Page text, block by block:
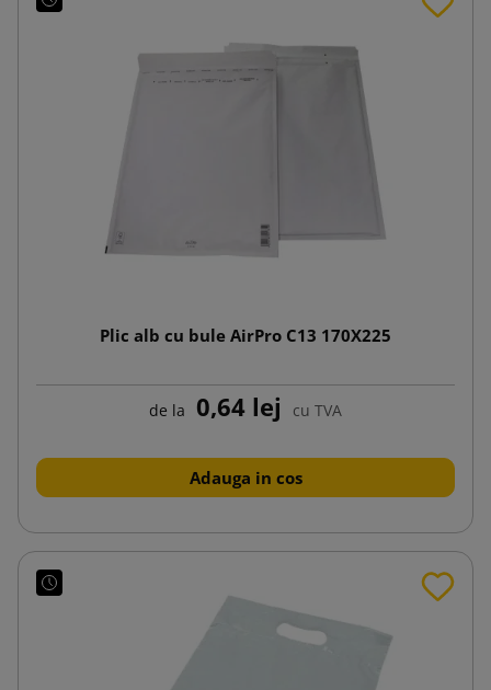
Plic alb cu bule AirPro C13 170X225
de la 0,64 lej cu TVA
Adauga in cos